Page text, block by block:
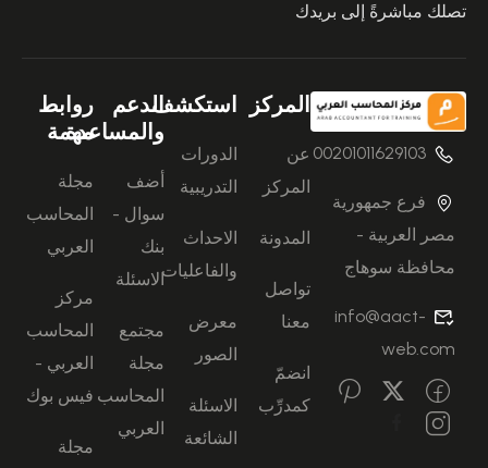
تصلك مباشرةً إلى بريدك
00201011629103
فرع جمهورية
مصر العربية -
محافظة سوهاج
info@aact-
web.com
المركز
عن
المركز
المدونة
تواصل
معنا
انضمّ
كمدرِّب
استكشف
الدورات
التدريبية
الاحداث
والفاعليات
معرض
الصور
الاسئلة
الشائعة
الدعم
والمساعدة
أضف
سوال -
بنك
الاسئلة
مجتمع
مجلة
المحاسب
العربي
روابط
مهمة
مجلة
المحاسب
العربي
مركز
المحاسب
العربي -
فيس بوك
مجلة